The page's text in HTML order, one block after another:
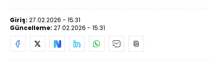
Giriş: 27.02.2026 - 15:31
Güncelleme: 27.02.2026 - 15:31